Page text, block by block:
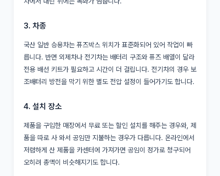
3. 차종
국산 일반 승용차는 퓨즈박스 위치가 표준화되어 있어 작업이 빠
릅니다. 반면 외제차나 전기차는 배터리 구조와 퓨즈 배열이 달라
전용 배선 키트가 필요하고 시간이 더 걸립니다. 전기차의 경우 보
조배터리 방전을 막기 위한 별도 전압 설정이 들어가기도 합니다.
4. 설치 장소
제품을 구입한 매장에서 무료 또는 할인 설치를 해주는 경우와, 제
품을 따로 사 와서 공임만 지불하는 경우가 다릅니다. 온라인에서
저렴하게 산 제품을 카센터에 가져가면 공임이 정가로 청구되어
오히려 총액이 비슷해지기도 합니다.